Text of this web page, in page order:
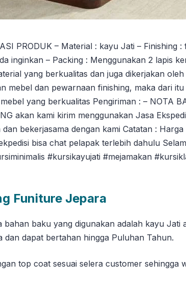
PRODUK – Material : kayu Jati – Finishing
inginkan – Packing : Menggunakan 2 lapis
yang berkualitas dan juga dikerjakan
mebel dan pewarnaan finishing, maka dari
yang berkualitas Pengiriman : – NOTA
akan kami kirim menggunakan Jasa
bekerjasama dengan kami Catatan :
bisa chat pelapak terlebih dahulu
#kursikayujati #mejamakan
Funiture Jepara
baku yang digunakan adalah kayu Jati
dapat bertahan hingga Puluhan Tahun.
top coat sesuai selera customer sehingga